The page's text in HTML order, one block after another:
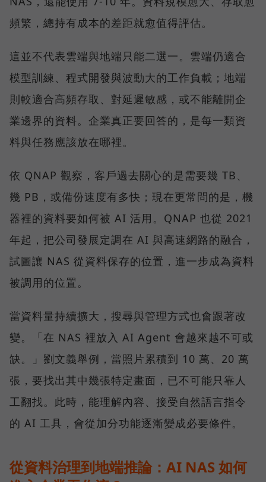
頻繁，總持有成本的差距就愈值得評估。
這並不代表雲端與地端只能二選一。雲端仍適合
模型訓練、程式開發與波動大的工作負載；地端
則較適合高頻存取、對延遲敏感，或不能離開企
業邊界的資料。企業真正要回答的，是每一類資
料與任務應該放在哪裡。
依 QNAP 觀察，客戶過去關心的是需要幾 TB、
幾 PB，或備份速度有多快；現在更常問的是，機
器裡的資料要如何被 AI 活用。QNAP 也從 2021
年起，把公司發展定調在 AI 與高速網路的融合，
試圖讓 NAS 從資料保存的位置，進一步成為資料
被調用的位置。
當資料量持續擴大，搜尋與管理方式也會跟著改
變。「在 NAS 裡放入 AI Agent 會越來越不可或
缺。」劉文義舉例，當照片累積到 10 萬、20 萬
張，要找出其中幾張特定畫面，已不可能只靠人
工翻找。此時，能理解內容、接受自然語言指令
的 AI 工具，會從加分功能逐漸變成必要條件。
從資料治理到地端推論：AI NAS 如何